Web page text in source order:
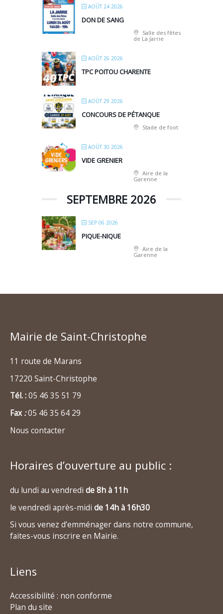
AOÛT 24 2026
DON DE SANG
Salle des fêtes
de La Jarrie
AOÛT 26 2026
TPC POITOU CHARENTE
AOÛT 29 2026
CONCOURS DE PÉTANQUE
Stade de foot
AOÛT 30 2026
VIDE GRENIER
Aire de la
Garenne
SEPTEMBRE 2026
SEP 06 2026
PIQUE-NIQUE
Aire de la
Garenne
Mairie de Saint-Christophe
11 route de Marans
17220 Saint-Christophe
Tél. :05 46 35 51 79
Fax:05 46 35 64 29
Nous contacter
Horaires d’ouverture au public :
du lundi au vendredi de 8h à 11h
le vendredi après-midi de 14h à 16h30
Si vous venez d’emménager dans notre commune,
faites-vous inscrire en Mairie.
Liens
Accessibilité : non conforme
Plan du site